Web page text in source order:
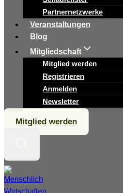
Partnernetzwerke
Veranstaltungen
Blog
Mitgliedschaft
Mitglied werden
Registrieren
Anmelden
Newsletter
Mitglied werden